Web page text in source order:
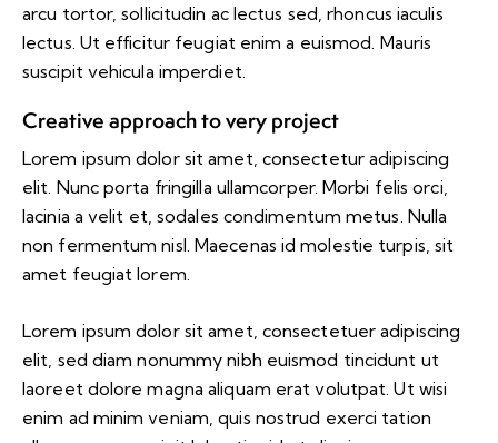
arcu tortor, sollicitudin ac lectus sed, rhoncus iaculis
lectus. Ut efficitur feugiat enim a euismod. Mauris
suscipit vehicula imperdiet.
Creative approach to very project
Lorem ipsum dolor sit amet, consectetur adipiscing
elit. Nunc porta fringilla ullamcorper. Morbi felis orci,
lacinia a velit et, sodales condimentum metus. Nulla
non fermentum nisl. Maecenas id molestie turpis, sit
amet feugiat lorem.
Lorem ipsum dolor sit amet, consectetuer adipiscing
elit, sed diam nonummy nibh euismod tincidunt ut
laoreet dolore magna aliquam erat volutpat. Ut wisi
enim ad minim veniam, quis nostrud exerci tation